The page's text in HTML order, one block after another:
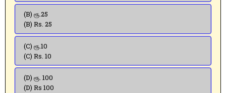
(B) ரூ.25
(B) Rs. 25
(C) ரூ.10
(C) Rs. 10
(D) ரூ. 100
(D) Rs 100